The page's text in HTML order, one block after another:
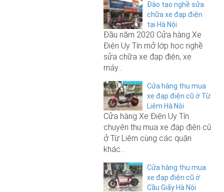
Đào tạo nghề sửa
chữa xe đạp điện
tại Hà Nội
Đầu năm 2020 Cửa hàng Xe
Điện Uy Tín mở lớp học nghề
sửa chữa xe đạp điện, xe
máy...
Cửa hàng thu mua
xe đạp điện cũ ở Từ
Liêm Hà Nội
Cửa hàng Xe Điện Uy Tín
chuyên thu mua xe đạp điện cũ
ở Từ Liêm cùng các quận
khác...
Cửa hàng thu mua
xe đạp điện cũ ở
Cầu Giấy Hà Nội
10.500.000₫
chính hãng 2025
10.500.000₫
Xe đạp điện Nijia Plus nhập khẩu
chính hãng 2025
9.000.000₫
Xe đạp điện M133 S3 Pro chính
hãng Before All 2021
250.000₫
Sạc xe đạp điện 48V-12A